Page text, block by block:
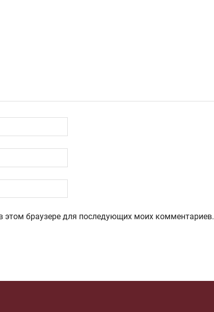
этом браузере для последующих моих комментариев.